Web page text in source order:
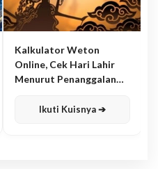
Kalkulator Weton
Online, Cek Hari Lahir
Menurut Penanggalan
Ikuti Kuisnya ➔